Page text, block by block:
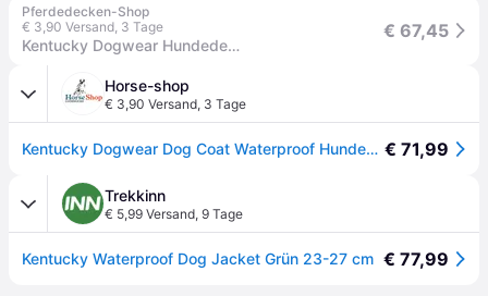
Pferdedecken-Shop
€ 3,90 Versand, 3 Tage
Kentucky Dogwear Hundedecke Dog coat Waterproof 300g - Olive Green
€ 67,45
Horse-shop
€ 3,90 Versand, 3 Tage
Kentucky Dogwear Dog Coat Waterproof Hundemantel € 71,99
Trekkinn
€ 5,99 Versand, 9 Tage
Kentucky Waterproof Dog Jacket Grün 23-27 cm € 77,99